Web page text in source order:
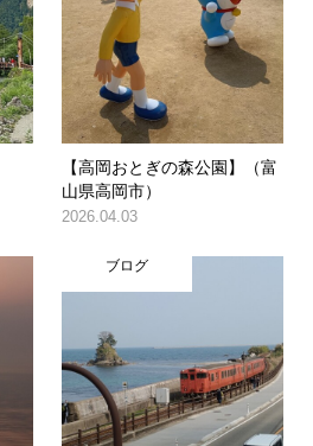
山県高岡市）
2026.04.03